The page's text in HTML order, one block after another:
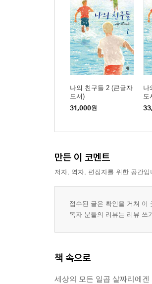
나의 친구들 2 (큰글자
도서)
31,000원
나
도
만든 이 코멘트
저자, 역자, 편집자를 위한 공간
접수된 글은 확인을 거쳐 이
독자 분들의 리뷰는 리뷰 쓰
책 속으로
세상의 모든 일곱 살짜리에